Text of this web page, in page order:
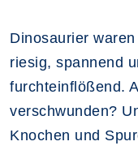
Dinosaurier
riesig, spannend
furchteinflößend.
verschwunden?
Knochen und